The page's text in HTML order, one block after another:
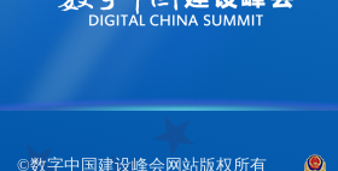
©数字中国建设峰会网站版权所有